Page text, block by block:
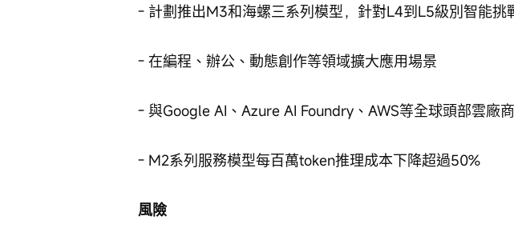
- 計劃推出M3和海螺三系列模型，針對L4到L5級別智能挑
- 在編程、辦公、動態創作等領域擴大應用場景
- 與Google AI、Azure AI Foundry、AWS等全球頭部雲廠
- M2系列服務模型每百萬token推理成本下降超過50%
風險